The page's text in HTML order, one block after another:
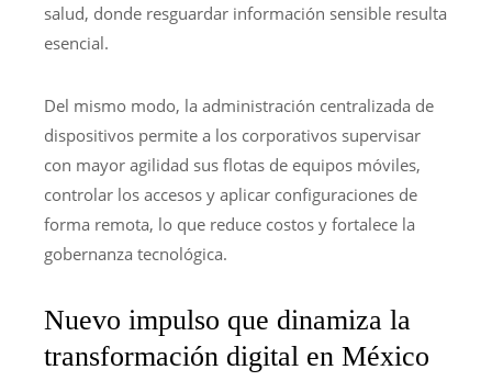
salud, donde resguardar información sensible resulta
esencial.
Del mismo modo, la administración centralizada de
dispositivos permite a los corporativos supervisar
con mayor agilidad sus flotas de equipos móviles,
controlar los accesos y aplicar configuraciones de
forma remota, lo que reduce costos y fortalece la
gobernanza tecnológica.
Nuevo impulso que dinamiza la
transformación digital en México